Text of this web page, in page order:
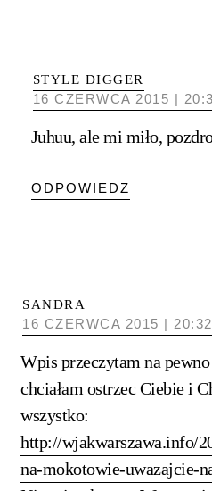
STYLE DIGGER
16 CZERWCA 2015 |
Juhuu, ale mi miło,
ODPOWIEDZ
SANDRA
16 CZERWCA 2015 | 20:32
Wpis przeczytam na
chciałam ostrzec Ciebie i
wszystko:
http://wjakwarszawa.info/
na-mokotowie-uwazajcie-